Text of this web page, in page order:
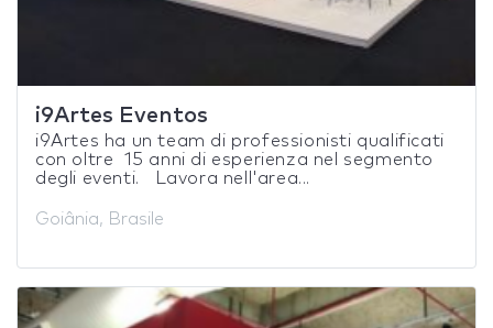
i9Artes Eventos
i9Artes ha un team di professionisti qualificati
con oltre 15 anni di esperienza nel segmento
degli eventi. Lavora nell'area...
Goiânia, Brasile